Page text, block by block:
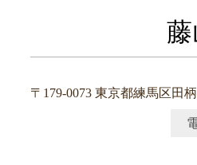
〒179-0073 東京都練馬区田